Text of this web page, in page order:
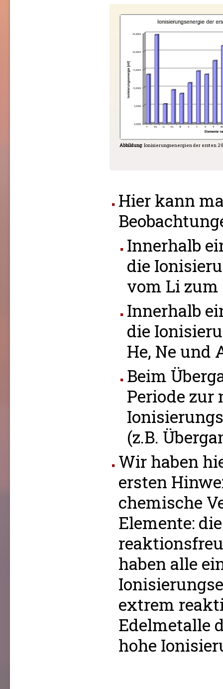
Abbildung: Ionisierungsenergien der ersten
Hier kann
Innerhalb
die
vom Li zum
Innerhalb
die
He, Ne und
Beim
Periode
(z.B.
Wir haben
ersten
chemische
Elemente:
haben alle
extrem
Edelmetalle
hohe